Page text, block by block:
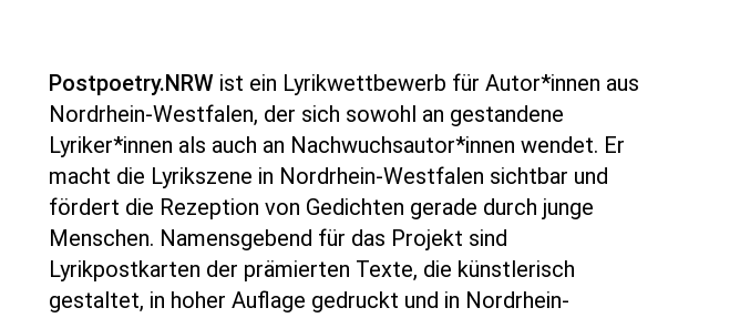
Postpoetry.NRW ist ein Lyrikwettbewerb für Autor*innen aus
Nordrhein-Westfalen, der sich sowohl an gestandene
Lyriker*innen als auch an Nachwuchsautor*innen wendet. Er
macht die Lyrikszene in Nordrhein-Westfalen sichtbar und
fördert die Rezeption von Gedichten gerade durch junge
Menschen. Namensgebend für das Projekt sind
Lyrikpostkarten der prämierten Texte, die künstlerisch
gestaltet, in hoher Auflage gedruckt und in Nordrhein-